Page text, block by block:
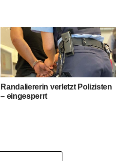
Randaliererin verletzt Polizisten
– eingesperrt